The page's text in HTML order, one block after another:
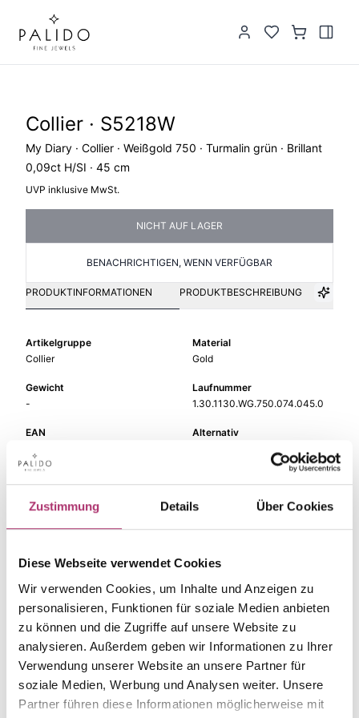
Zustimmung Details Über Cookies
Diese Webseite verwendet Cookies
Wir verwenden Cookies, um Inhalte und Anzeigen zu
personalisieren, Funktionen für soziale Medien anbieten
zu können und die Zugriffe auf unsere Website zu
analysieren. Außerdem geben wir Informationen zu Ihrer
Verwendung unserer Website an unsere Partner für
soziale Medien, Werbung und Analysen weiter. Unsere
Partner führen diese Informationen möglicherweise mit
Collier · S5218W
My Diary · Collier · Weißgold 750 · Turmalin grün · Brillant
0,09ct H/SI · 45 cm
UVP inklusive MwSt.
NICHT AUF LAGER
BENACHRICHTIGEN, WENN VERFÜGBAR
PRODUKTINFORMATIONEN PRODUKTBESCHREIBUNG
Artikelgruppe
Collier
Material
Gold
Gewicht
-
Laufnummer
1.30.1130.WG.750.074.045.0
EAN
Alternativ
Steinart
Farbstein
Stein
Turmalin grün
Breite
-